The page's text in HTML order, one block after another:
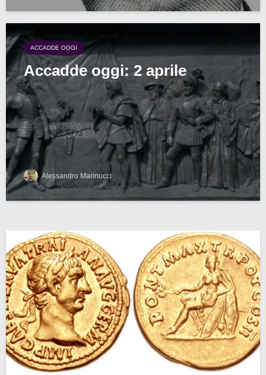
ACCADDE OGGI
Accadde oggi: 2 aprile
Alessandro Marinucci